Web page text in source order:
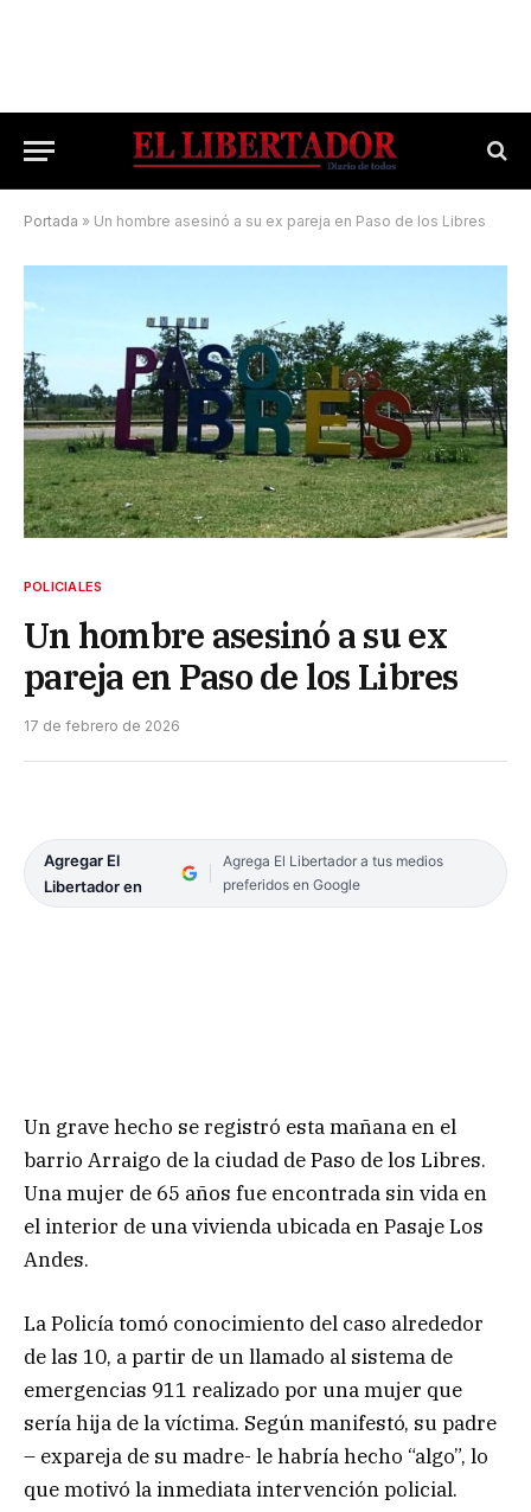
Portada » Un hombre asesinó a su ex pareja en Paso de los Libres
POLICIALES
Un hombre asesinó a su ex
pareja en Paso de los Libres
17 de febrero de 2026
Agregar El
Libertador en
Agrega El Libertador a tus medios
preferidos en Google
Un grave hecho se registró esta mañana en el
barrio Arraigo de la ciudad de Paso de los Libres.
Una mujer de 65 años fue encontrada sin vida en
el interior de una vivienda ubicada en Pasaje Los
Andes.
La Policía tomó conocimiento del caso alrededor
de las 10, a partir de un llamado al sistema de
emergencias 911 realizado por una mujer que
sería hija de la víctima. Según manifestó, su padre
– expareja de su madre- le habría hecho “algo”, lo
que motivó la inmediata intervención policial.